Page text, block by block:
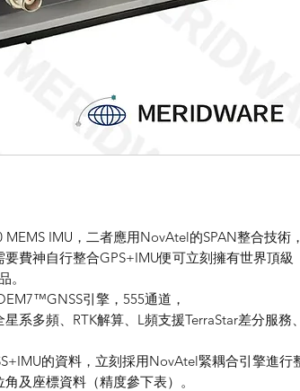
MEMS IMU，二者應用NovAtel的SPAN整合技術，
費神自行整合GPS+IMU便可立刻擁有世界頂級
。
引擎，555通道，
系多頻、RTK解算、L頻支援TerraStar差分服務、
的資料，立刻採用NovAtel緊耦合引擎進行
及座標資料（精度參下表）。